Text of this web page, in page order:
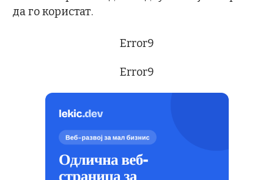
да го користат.
Error9
Error9